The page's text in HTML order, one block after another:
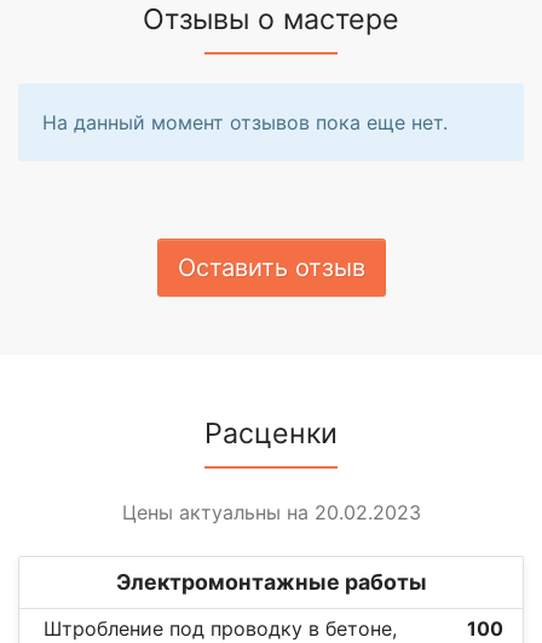
Отзывы о мастере
На данный момент отзывов пока еще нет.
Оставить отзыв
Расценки
Цены актуальны на 20.02.2023
Электромонтажные работы
Штробление под проводку в бетоне,
100